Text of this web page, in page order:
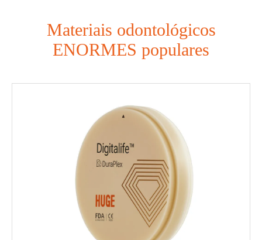
Materiais odontológicos
ENORMES populares